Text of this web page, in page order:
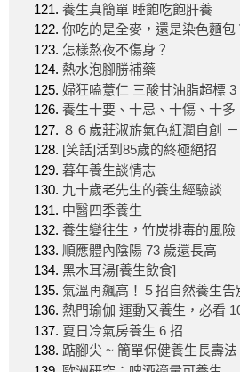
養生真簡單 睡飽吃飽肝養
你吃的是全麥，還是染色麵包
怎樣熬夜不傷身？
熱水泡腳勝補藥
婦狂嗑薏仁 三酸甘油脂超標 3
養生十要、十忌、十傷、十多
８６歲莊淑旂氣色紅潤自創
[笑話]活到85歲的終極絕招
暮年養生談情志
九十歲老先生的養生經驗談
中醫四季養生
養生變往生，竹炭排毒的風險
順應體內陰陽 73 歲還長高
黑木耳湯[養生飲食]
氣溫再飆高！５招自然養生告
熱門瑜伽 運動又養生，必看
夏日冷氣房養生 6 招
踮腳尖 ~ 簡單保健養生長壽法